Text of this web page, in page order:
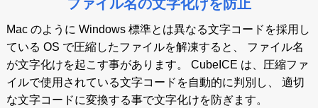
ファイル名の文字化けを防止
Mac のように Windows 標準とは異なる文字コードを採用し
ている OS で圧縮したファイルを解凍すると、 ファイル名
が文字化けを起こす事があります。 CubeICE は、圧縮ファ
イルで使用されている文字コードを自動的に判別し、 適切
な文字コードに変換する事で文字化けを防ぎます。